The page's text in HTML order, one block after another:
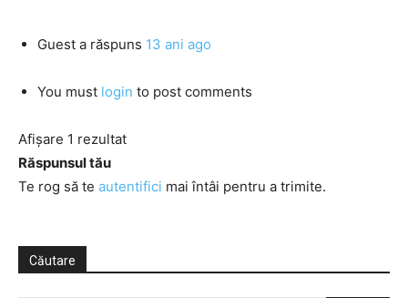
Guest a răspuns 13 ani ago
You must login to post comments
Afișare 1 rezultat
Răspunsul tău
Te rog să te autentifici mai întâi pentru a trimite.
Căutare